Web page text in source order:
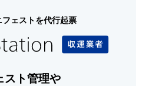
ェストを代行起票
スト管理や